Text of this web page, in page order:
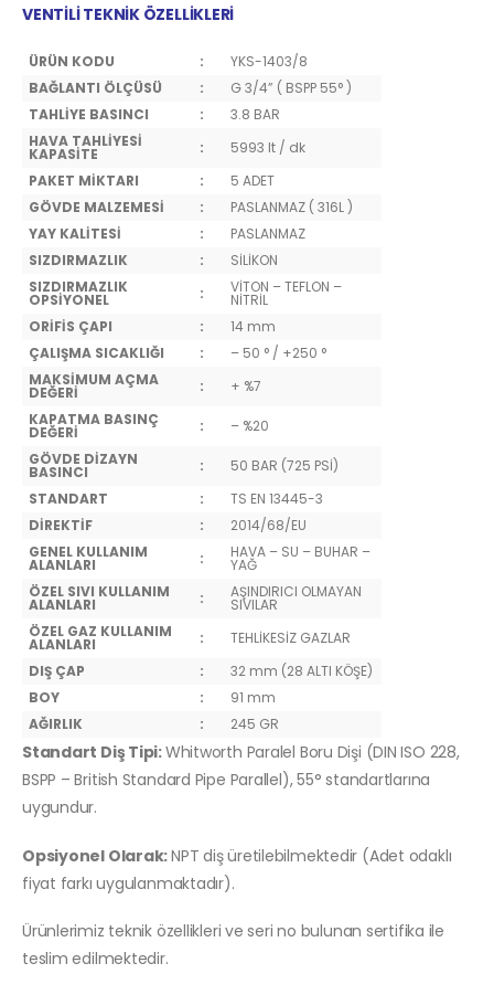
VENTİLİ TEKNİK ÖZELLİKLERİ
ÜRÜN KODU :
YKS-1403/8
BAĞLANTI ÖLÇÜSÜ
:
G 3/4” ( BSPP 55° )
TAHLİYE BASINCI
:
3.8 BAR
HAVA TAHLİYESİ
KAPASİTE :
5993 lt / dk
PAKET MİKTARI
:
5 ADET
GÖVDE MALZEMESİ
:
PASLANMAZ ( 316L )
YAY KALİTESİ
:
PASLANMAZ
SIZDIRMAZLIK
:
SİLİKON
SIZDIRMAZLIK
OPSİYONEL : VİTON – TEFLON –
NİTRİL
ORİFİS ÇAPI
:
14 mm
ÇALIŞMA SICAKLIĞI
:
– 50 ° / +250 °
MAKSİMUM AÇMA
DEĞERİ :
+ %7
KAPATMA BASINÇ
DEĞERİ :
– %20
GÖVDE DİZAYN
BASINCI :
50 BAR (725 PSİ)
STANDART
:
TS EN 13445-3
DİREKTİF
:
2014/68/EU
GENEL KULLANIM
ALANLARI : HAVA – SU – BUHAR –
YAĞ
ÖZEL SIVI KULLANIM
ALANLARI : AŞINDIRICI OLMAYAN
SIVILAR
ÖZEL GAZ KULLANIM
ALANLARI :
TEHLİKESİZ GAZLAR
DIŞ ÇAP
:
32 mm (28 ALTI KÖŞE)
BOY
:
91 mm
AĞIRLIK
: 245 GR
Standart Diş Tipi:Whitworth Paralel Boru Dişi (DIN ISO 228,
BSPP – British Standard Pipe Parallel), 55° standartlarına
uygundur.
Opsiyonel Olarak:NPT diş üretilebilmektedir (Adet odaklı
fiyat farkı uygulanmaktadır).
Ürünlerimiz teknik özellikleri ve seri no bulunan sertifika ile
teslim edilmektedir.